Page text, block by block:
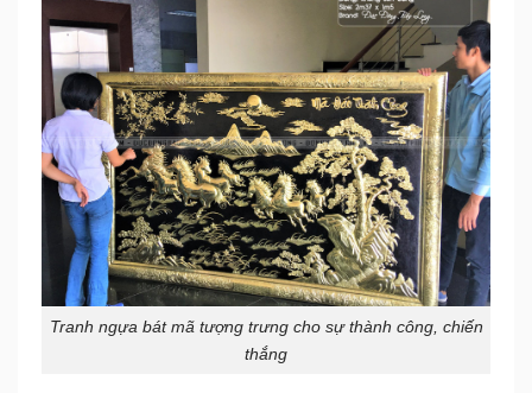
Tranh ngựa bát mã tượng trưng cho sự thành công, chiến
thắng